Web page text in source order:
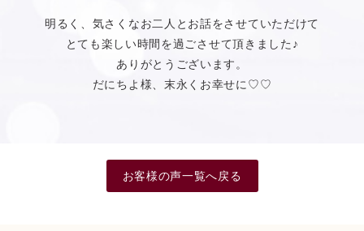
明るく、気さくなお二人とお話をさせていただけて
とても楽しい時間を過ごさせて頂きました♪
ありがとうございます。
だにちよ様、末永くお幸せに♡♡
お客様の声一覧へ戻る